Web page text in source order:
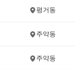
평거동
주약동
주약동